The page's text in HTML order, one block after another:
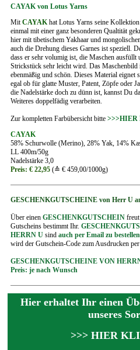
CAYAK von Lotus Yarns
MitCAYAKhat Lotus Yarns seine
einmal mit einer ganz besonderen Qualtität
hier mit tibetischem Yakhaar und
auch die Drehung dieses Garnes ist speziell.
dass er sehr volumig ist, die Maschen ausfüllt
Strickstück sehr leicht wird. Das Maschenbild
ebenmäßig und schön. Dieses Material eignet
egal ob für glatte Muster, Patent, Zöpfe oder
die Nadelstärke doch zu dünn ist, kannst Du
Weiteres doppelfädig verarbeiten.
Zur kompletten Farbübersicht bitte >>>HIER
CAYAK
58% Schurwolle (Merino), 28% Yak, 14%
LL 400m/50g
Nadelstärke 3,0
Preis: € 22,95(≙ € 459,00/1000g)
GESCHENKGUTSCHEINE von Herr U
Über einen GESCHENKGUTSCHEINfreut
Gutscheins bestimmt Ihr.
HERRN Usind auch per Email zu bestellen
wird der Gutschein-Code zum Ausdrucken
GESCHENKGUTSCHEINE VON
Preis: je nach Wunsch
Hier erhaltet Ihr einen
unseres
>>> HIER